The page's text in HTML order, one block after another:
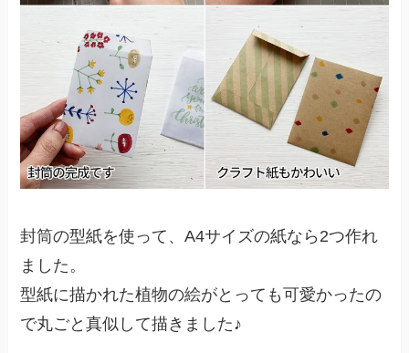
封筒の型紙を使って、A4サイズの紙なら2つ作れ
ました。
型紙に描かれた植物の絵がとっても可愛かったの
で丸ごと真似して描きました♪